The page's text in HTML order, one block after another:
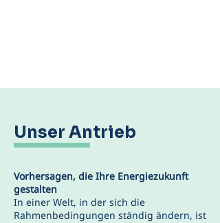
Unser Antrieb
Vorhersagen, die Ihre Energiezukunft
gestalten
In einer Welt, in der sich die
Rahmenbedingungen ständig ändern, ist